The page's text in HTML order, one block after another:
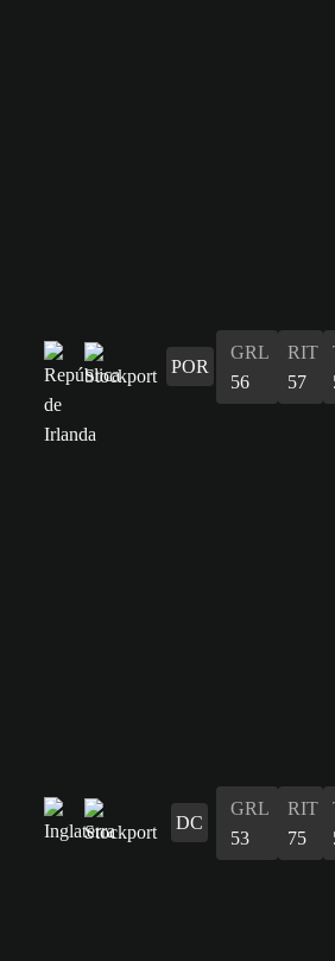
POR
GRL
56
RIT
57
DC
GRL
53
RIT
75